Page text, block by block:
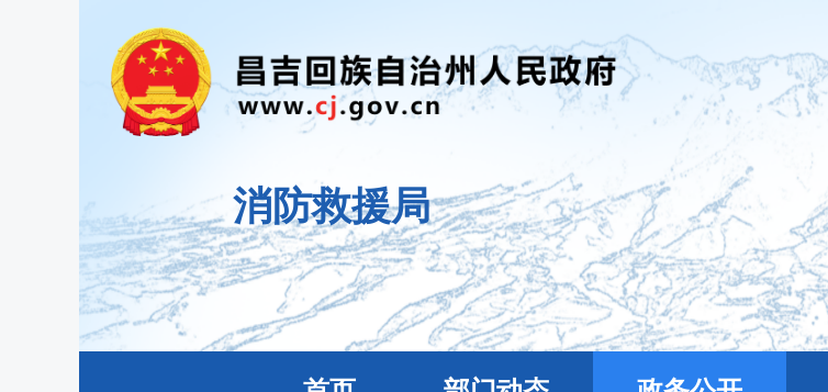
消防救援局